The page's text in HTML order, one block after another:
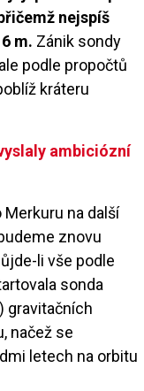
nejspíš
m. Zánik sondy
podle propočtů
kráteru
ambiciózní
na další
znovu
li vše podle
sonda
gravitačních
načež se
letech na orbitu